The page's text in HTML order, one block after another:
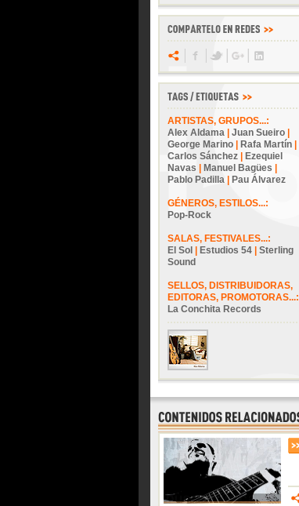
ARTISTAS, GRUPOS...:
Alex Aldama
Juan Sueiro
George Marino
Rafa Martín
Carlos Sánchez
Ezequiel
Navas
Manuel Bagües
Pablo Padilla
Pau Álvarez
GÉNEROS, ESTILOS...:
Pop-Rock
SALAS, FESTIVALES...:
El Sol
Estudios 54
Sterling
Sound
SELLOS, DISTRIBUIDORAS,
EDITORAS, PROMOTORAS...:
La Conchita Records